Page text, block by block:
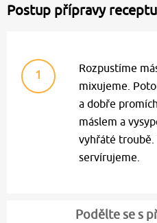
Postup přípravy receptu
1
Rozpustíme
mixujeme.
a dobře
máslem a
vyhřáté troubě.
servírujeme.
Podělte se s